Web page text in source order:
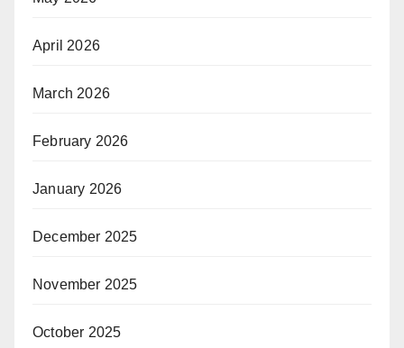
April 2026
March 2026
February 2026
January 2026
December 2025
November 2025
October 2025